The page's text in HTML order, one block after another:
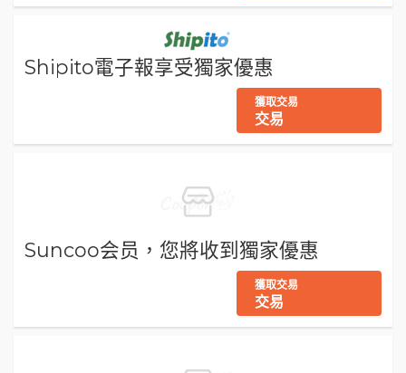
Shipito電子報享受獨家優惠
獲取交易
交易
Suncoo会员，您將收到獨家優惠
獲取交易
交易